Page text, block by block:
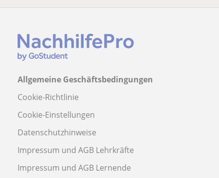
Allgemeine Geschäftsbedingungen
Cookie-Richtlinie
Cookie-Einstellungen
Datenschutzhinweise
Impressum und AGB Lehrkräfte
Impressum und AGB Lernende